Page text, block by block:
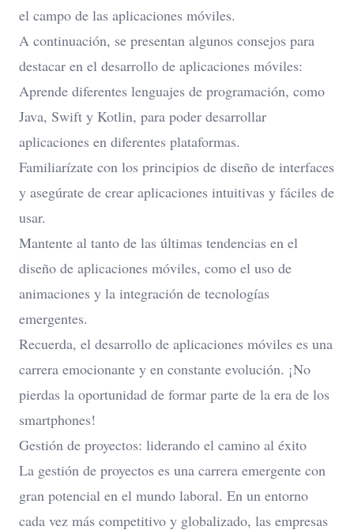
el campo de las aplicaciones móviles.
A continuación, se presentan algunos consejos para
destacar en el desarrollo de aplicaciones móviles:
Aprende diferentes lenguajes de programación, como
Java, Swift y Kotlin, para poder desarrollar
aplicaciones en diferentes plataformas.
Familiarízate con los principios de diseño de interfaces
y asegúrate de crear aplicaciones intuitivas y fáciles de
usar.
Mantente al tanto de las últimas tendencias en el
diseño de aplicaciones móviles, como el uso de
animaciones y la integración de tecnologías
emergentes.
Recuerda, el desarrollo de aplicaciones móviles es una
carrera emocionante y en constante evolución. ¡No
pierdas la oportunidad de formar parte de la era de los
smartphones!
Gestión de proyectos: liderando el camino al éxito
La gestión de proyectos es una carrera emergente con
gran potencial en el mundo laboral. En un entorno
cada vez más competitivo y globalizado, las empresas